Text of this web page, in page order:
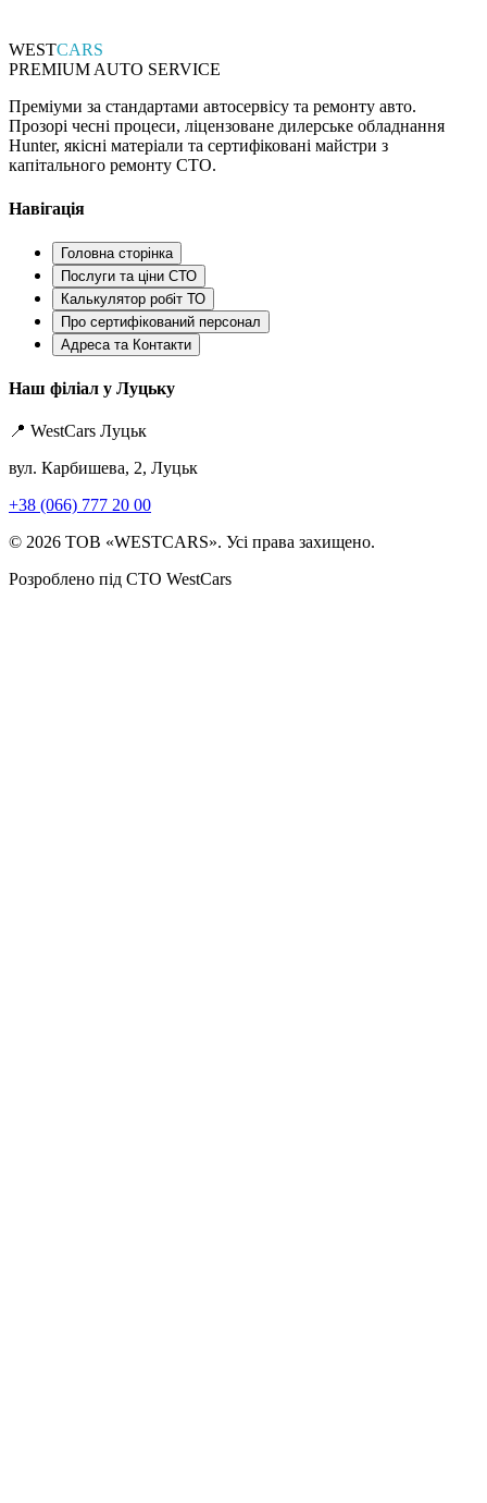
WESTCARS
PREMIUM AUTO SERVICE
Преміуми за стандартами автосервісу та ремонту авто.
Прозорі чесні процеси, ліцензоване дилерське обладнання
Hunter, якісні матеріали та сертифіковані майстри з
капітального ремонту СТО.
Навігація
Головна сторінка
Послуги та ціни СТО
Калькулятор робіт ТО
Про сертифікований персонал
Адреса та Контакти
Наш філіал у Луцьку
📍 WestCars Луцьк
вул. Карбишева, 2, Луцьк
+38 (066) 777 20 00
© 2026 ТОВ «WESTCARS». Усі права захищено.
Розроблено під СТО WestCars